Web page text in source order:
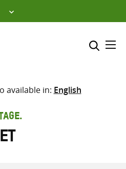
Sélectionner l’emplacement
Saisir
les
termes
available in: English